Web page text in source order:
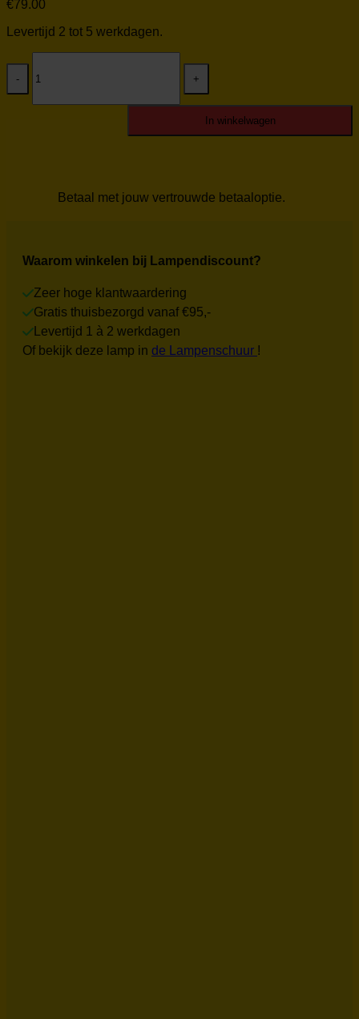
€ 79.00
Levertijd 2 tot 5 werkdagen.
hanglamp
Dorato
H2001SK
In winkelwagen
Betaal met jouw vertrouwde betaaloptie.
Waarom winkelen bij Lampendiscount?
Zeer hoge klantwaardering
Gratis thuisbezorgd vanaf €95,-
Levertijd 1 à 2 werkdagen
Of bekijk deze lamp in de Lampenschuur !